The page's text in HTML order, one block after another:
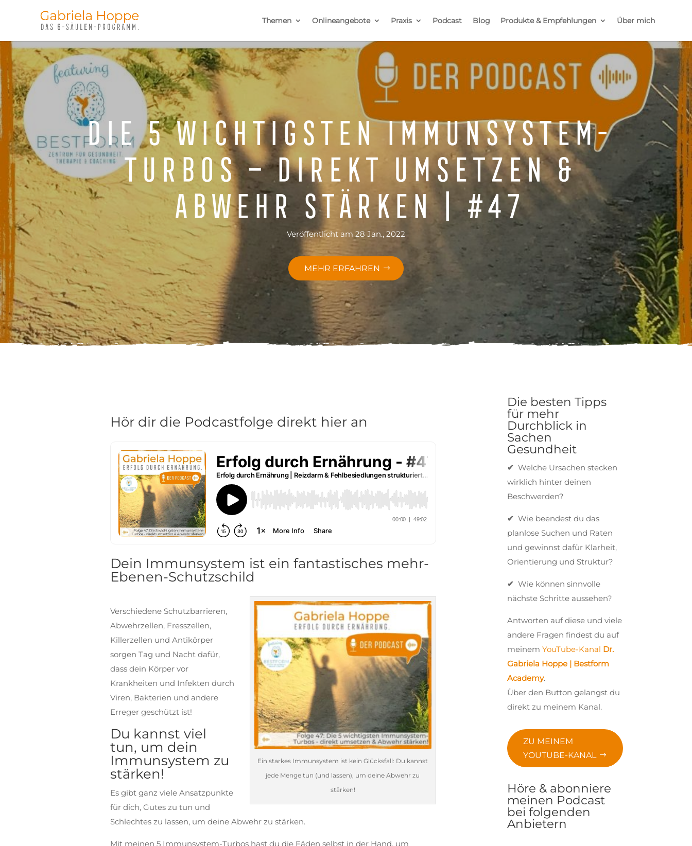
Themen Onlineangebote Praxis Podcast Blog Produkte & Empfehlungen Über mich
Die 5 wichtigsten Immunsystem-
Turbos – direkt umsetzen &
Abwehr stärken | #47
Veröffentlicht am 28 Jan., 2022
MEHR ERFAHREN
Hör dir die Podcastfolge direkt hier an
Dein Immunsystem ist ein fantastisches mehr-
Ebenen-Schutzschild
Ein starkes Immunsystem ist kein Glücksfall: Du kannst
jede Menge tun (und lassen), um deine Abwehr zu
stärken!
Verschiedene Schutzbarrieren,
Abwehrzellen, Fresszellen,
Killerzellen und Antikörper
sorgen Tag und Nacht dafür,
dass dein Körper vor
Krankheiten und Infekten durch
Viren, Bakterien und andere
Erreger geschützt ist!
Du kannst viel
tun, um dein
Immunsystem zu
stärken!
Es gibt ganz viele Ansatzpunkte
für dich, Gutes zu tun und
Schlechtes zu lassen, um deine Abwehr zu stärken.
Mit meinen 5 Immunsystem-Turbos hast du die Fäden selbst in der Hand, um
Die besten Tipps
für mehr
Durchblick in
Sachen
Gesundheit
✔ Welche Ursachen stecken
wirklich hinter deinen
Beschwerden?
✔ Wie beendest du das
planlose Suchen und Raten
und gewinnst dafür Klarheit,
Orientierung und Struktur?
✔ Wie können sinnvolle
nächste Schritte aussehen?
Antworten auf diese und viele
andere Fragen findest du auf
meinemYouTube-Kanal Dr.
Gabriela Hoppe | Bestform
Academy.
Über den Button gelangst du
direkt zu meinem Kanal.
ZU MEINEM
YOUTUBE-KANAL
Höre & abonniere
meinen Podcast
bei folgenden
Anbietern